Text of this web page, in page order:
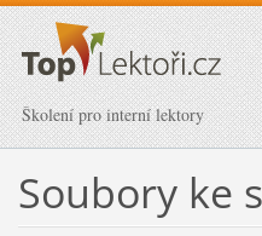
Školení pro interní lektory
Soubory ke